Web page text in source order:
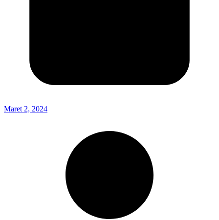
Maret 2, 2024